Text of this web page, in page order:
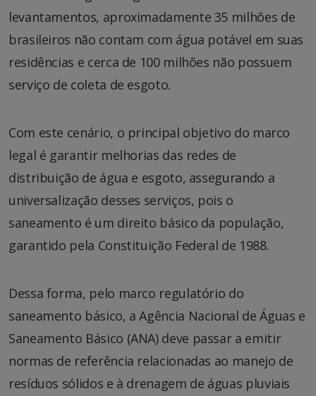
levantamentos, aproximadamente 35 milhões de
brasileiros não contam com água potável em suas
residências e cerca de 100 milhões não possuem
serviço de coleta de esgoto.
Com este cenário, o principal objetivo do marco
legal é garantir melhorias das redes de
distribuição de água e esgoto, assegurando a
universalização desses serviços, pois o
saneamento é um direito básico da população,
garantido pela Constituição Federal de 1988.
Dessa forma, pelo marco regulatório do
saneamento básico, a Agência Nacional de Águas e
Saneamento Básico (ANA) deve passar a emitir
normas de referência relacionadas ao manejo de
resíduos sólidos e à drenagem de águas pluviais